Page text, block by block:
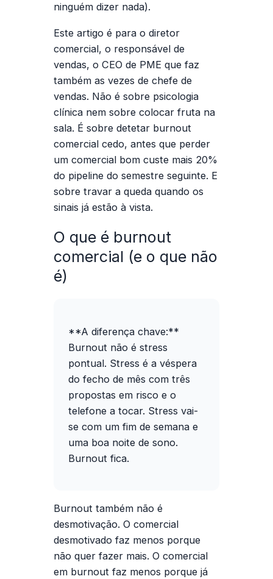
ninguém dizer nada).
Este artigo é para o diretor
comercial, o responsável de
vendas, o CEO de PME que faz
também as vezes de chefe de
vendas. Não é sobre psicologia
clínica nem sobre colocar fruta na
sala. É sobre detetar burnout
comercial cedo, antes que perder
um comercial bom custe mais 20%
do pipeline do semestre seguinte. E
sobre travar a queda quando os
sinais já estão à vista.
O que é burnout
comercial (e o que não
é)
**A diferença chave:**
Burnout não é stress
pontual. Stress é a véspera
do fecho de mês com três
propostas em risco e o
telefone a tocar. Stress vai-
se com um fim de semana e
uma boa noite de sono.
Burnout fica.
Burnout também não é
desmotivação. O comercial
desmotivado faz menos porque
não quer fazer mais. O comercial
em burnout faz menos porque já